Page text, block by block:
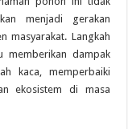
menjadi gerakan
masyarakat. Langkah
memberikan dampak
kaca, memperbaiki
ekosistem di masa